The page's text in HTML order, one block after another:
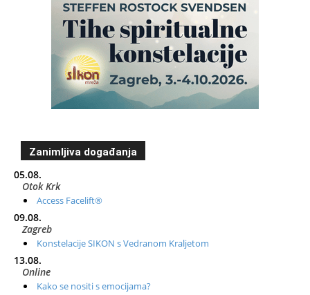
Zanimljiva događanja
05.08.
Otok Krk
Access Facelift®
09.08.
Zagreb
Konstelacije SIKON s Vedranom Kraljetom
13.08.
Online
Kako se nositi s emocijama?